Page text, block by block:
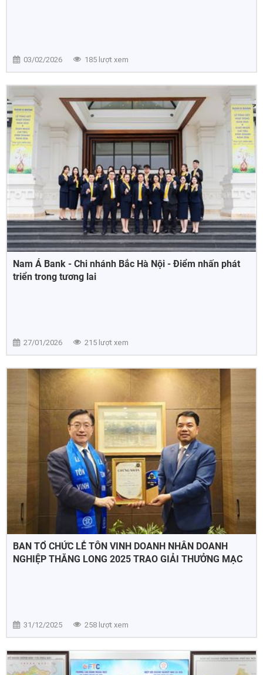
03/02/2026 185 lượt xem
Nam Á Bank - Chi nhánh Bắc Hà Nội - Điểm nhấn phát
triển trong tương lai
27/01/2026 215 lượt xem
BAN TỔ CHỨC LỄ TÔN VINH DOANH NHÂN DOANH
NGHIỆP THĂNG LONG 2025 TRAO GIẢI THƯỞNG MẠC
31/12/2025 258 lượt xem